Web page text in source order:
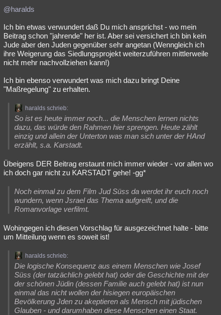
@haralds
Ich bin etwas verwundert daß Du mich ansprichst - wo mein
Beitrag schon "jahrende" her ist. Aber sei versichert ich bin kein
Jude aber den Juden gegenüber sehr angetan (Wenngleich ich
ihre Weigerung das Siedlungsprojekt weiterzuführen mittlerweile
nicht mehr nachvollziehen kann!)
Ich bin ebenso verwundert was mich dazu bringt Deine
"Maßregelung" zu erhalten.
haralds schrieb:
So ist es heute immer noch... die Menschen lernen nichts
dazu, das würde den Rahmen hier sprengen. Heute zählt
einzig und allein der Unterton was man sich unter der HAnd
erzählt, s.a. Karstadt.
Übeigens DER Beitrag erstaunt mich immer wieder - vor allen wo
ich doch gar nicht zu KARSTADT gehe! -gg*
Noch einmal zu dem Film Jud Süss da werdet ihr euch noch
wundern, wenn Jsrael das Thema aufgreift, und die
Romanvorlage verfilmt.
Wohingegen ich diesen Vorschlag für ausgezeichnet halte - bitte
um Mitteilung wenn es soweit ist!
haralds schrieb:
Die logische Konsequenz aus einem Menschen wie Josef
Süss (der tatzächlich gelebt hat) oder die Geschichte mit der
der schönen Jüdin (dessen Familie auch gelebt hat) ist nun
einmal das nicht wollen der hisiegen europäischen
Bevölkerung Jden zu akeptieren als Mensch mit jüdischen
Glauben - und darumhaben diese Menschen einen Staat.